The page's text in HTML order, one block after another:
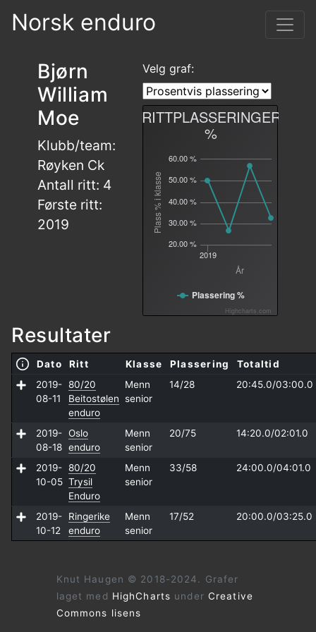
Norsk enduro
Bjørn
William
Moe
Klubb/team:
Røyken Ck
Antall ritt: 4
Første ritt:
2019
Velg graf:
År
Plass % i klasse
RITTPLASSERINGER
%
2019
20.00 %
30.00 %
40.00 %
50.00 %
60.00 %
Plassering %
Highcharts.com
Resultater
Dato Ritt Klasse Plassering
Totaltid
2019-
08-11
80/20
Beitostølen
enduro
Menn
senior
14/28 20:45.0/03:00.0
2019-
08-18
Oslo
enduro
Menn
senior
20/75 14:20.0/02:01.0
2019-
10-05
80/20
Trysil
Enduro
Menn
senior
33/58 24:00.0/04:01.0
2019-
10-12
Ringerike
enduro
Menn
senior
17/52 20:00.0/03:25.0
Knut Haugen © 2018-2024. Grafer
laget med HighCharts under Creative
Commons lisens